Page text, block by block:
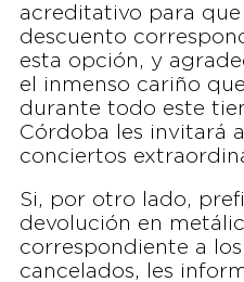
acreditativo para que
descuento
esta opción, y
el inmenso cariño
durante todo este
Córdoba les invitará
conciertos
Si, por otro lado,
devolución en
correspondiente a
cancelados, les